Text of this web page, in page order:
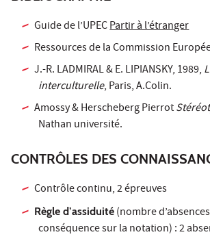
Guide de l’UPECPartir à l’étranger
Ressources de la Commission
J.-R. LADMIRAL & E. LIPIANSKY, 1989,
interculturelle, Paris, A.Colin.
Amossy & Herscheberg Pierrot
Nathan université.
CONTRÔLES DES
Contrôle continu, 2 épreuves
Règle d’assiduité (nombre
conséquence sur la notation) : 2